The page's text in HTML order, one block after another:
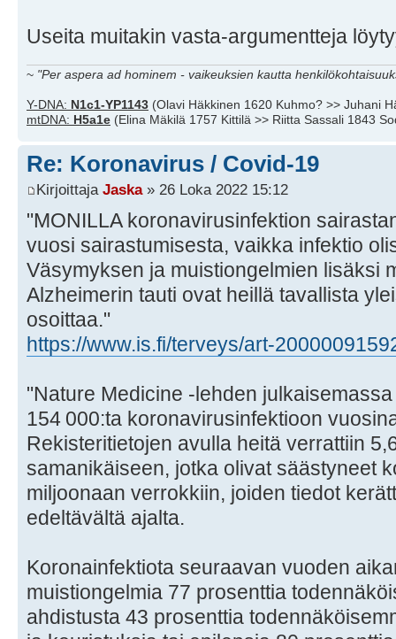
Useita muitakin vasta-argumentteja
~ "Per aspera ad hominem - vaikeuksien kautta
Y-DNA: N1c1-YP1143 (Olavi Häkkinen 1620 Kuhmo? >> Juhani
mtDNA: H5a1e (Elina Mäkilä 1757 Kittilä >> Riitta Sassali 1843
Re: Koronavirus / Covid-19
Kirjoittaja Jaska» 26 Loka 2022 15:12
"MONILLA koronavirusinfektion
vuosi sairastumisesta, vaikka infektio
Väsymyksen ja muistiongelmien lisäksi
Alzheimerin tauti ovat heillä tavallista
osoittaa."
https://www.is.fi/terveys/art-
"Nature Medicine -lehden
154 000:ta koronavirusinfektioon
Rekisteritietojen avulla heitä verrattiin
samanikäiseen, jotka olivat säästyneet
miljoonaan verrokkiin, joiden tiedot
edeltävältä ajalta.
Koronainfektiota seuraavan vuoden
muistiongelmia 77 prosenttia
ahdistusta 43 prosenttia